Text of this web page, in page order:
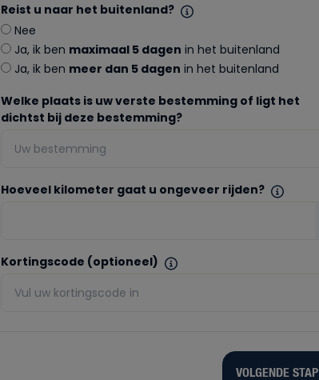
Reist u naar het buitenland?
Nee
Ja, ik ben maximaal 5 dagen in het buitenland
Ja, ik ben meer dan 5 dagen in het buitenland
Welke plaats is uw verste bestemming of ligt het
dichtst bij deze bestemming?
Hoeveel kilometer gaat u ongeveer rijden?
Kortingscode (optioneel)
VOLGENDE STAP